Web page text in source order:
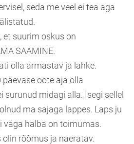
seda me veel ei tea aga
et suurim oskus on
SAAMINE.
olla armastav ja lahke.
oote aja olla
surunud midagi alla. Isegi sellel
ma sajaga lappes. Laps ju
väga halba on toimumas.
olin rõõmus ja naeratav.